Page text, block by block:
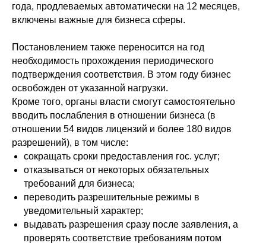
года, продлеваемых автоматически на 12 месяцев,
включены важные для бизнеса сферы.
Постановлением также переносится на год
необходимость прохождения периодического
подтверждения соответствия. В этом году бизнес
освобожден от указанной нагрузки.
Кроме того, органы власти смогут самостоятельно
вводить послабления в отношении бизнеса (в
отношении 54 видов лицензий и более 180 видов
разрешений), в том числе:
сокращать сроки предоставления гос. услуг;
отказываться от некоторых обязательных
требований для бизнеса;
переводить разрешительные режимы в
уведомительный характер;
выдавать разрешения сразу после заявления, а
проверять соответствие требованиям потом